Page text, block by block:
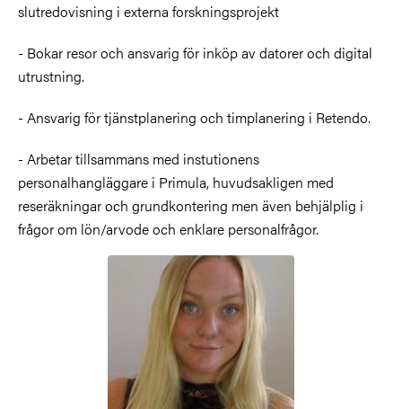
slutredovisning i externa forskningsprojekt
- Bokar resor och ansvarig för inköp av datorer och digital
utrustning.
- Ansvarig för tjänstplanering och timplanering i Retendo.
- Arbetar tillsammans med instutionens
personalhangläggare i Primula, huvudsakligen med
reseräkningar och grundkontering men även behjälplig i
frågor om lön/arvode och enklare personalfrågor.